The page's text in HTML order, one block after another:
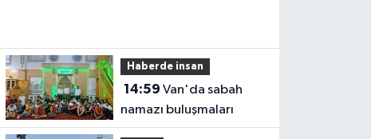
Haberde insan
14:59
namazı buluşmaları